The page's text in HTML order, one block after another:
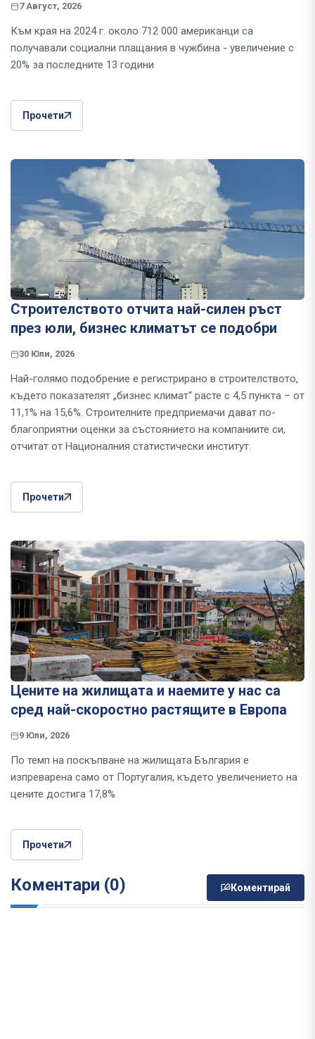
7 Август, 2026
Към края на 2024 г. около 712 000 американци са
получавали социални плащания в чужбина - увеличение с
20% за последните 13 години
Прочети
Строителството отчита най-силен ръст
през юли, бизнес климатът се подобри
30 Юли, 2026
Най-голямо подобрение е регистрирано в строителството,
където показателят „бизнес климат“ расте с 4,5 пункта – от
11,1% на 15,6%. Строителните предприемачи дават по-
благоприятни оценки за състоянието на компаниите си,
отчитат от Националния статистически институт.
Прочети
Цените на жилищата и наемите у нас са
сред най-скоростно растящите в Европа
9 Юли, 2026
По темп на поскъпване на жилищата България е
изпреварена само от Португалия, където увеличението на
цените достига 17,8%
Прочети
Коментари (0) Коментирай